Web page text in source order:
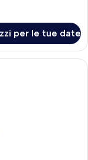
per le tue date
e bevande